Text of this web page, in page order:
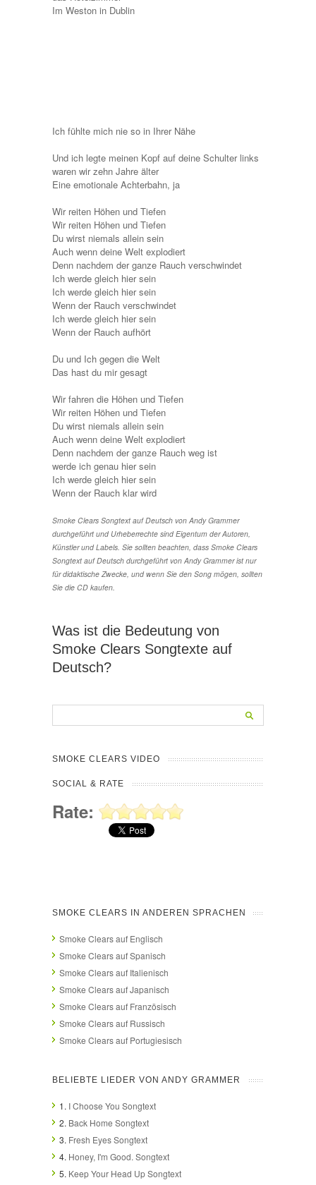
Im Weston in Dublin
Ich fühlte mich nie so in Ihrer Nähe
Und ich legte meinen Kopf auf deine Schulter links
waren wir zehn Jahre älter
Eine emotionale Achterbahn, ja
Wir reiten Höhen und Tiefen
Wir reiten Höhen und Tiefen
Du wirst niemals allein sein
Auch wenn deine Welt explodiert
Denn nachdem der ganze Rauch verschwindet
Ich werde gleich hier sein
Ich werde gleich hier sein
Wenn der Rauch verschwindet
Ich werde gleich hier sein
Wenn der Rauch aufhört
Du und Ich gegen die Welt
Das hast du mir gesagt
Wir fahren die Höhen und Tiefen
Wir reiten Höhen und Tiefen
Du wirst niemals allein sein
Auch wenn deine Welt explodiert
Denn nachdem der ganze Rauch weg ist
werde ich genau hier sein
Ich werde gleich hier sein
Wenn der Rauch klar wird
Smoke Clears Songtext auf Deutsch von Andy Grammer
durchgeführt und Urheberrechte sind Eigentum der Autoren,
Künstler und Labels. Sie sollten beachten, dass Smoke Clears
Songtext auf Deutsch durchgeführt von Andy Grammer ist nur
für didaktische Zwecke, und wenn Sie den Song mögen, sollten
Sie die CD kaufen.
Was ist die Bedeutung von
Smoke Clears Songtexte auf
Deutsch?
SMOKE CLEARS VIDEO
SOCIAL & RATE
Rate:
SMOKE CLEARS IN ANDEREN SPRACHEN
Smoke Clears auf Englisch
Smoke Clears auf Spanisch
Smoke Clears auf Italienisch
Smoke Clears auf Japanisch
Smoke Clears auf Französisch
Smoke Clears auf Russisch
Smoke Clears auf Portugiesisch
BELIEBTE LIEDER VON ANDY GRAMMER
1. I Choose You Songtext
2. Back Home Songtext
3. Fresh Eyes Songtext
4. Honey, I'm Good. Songtext
5. Keep Your Head Up Songtext